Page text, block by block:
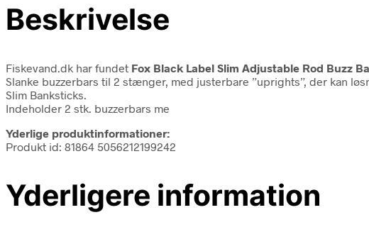
Beskrivelse
Fiskevand.dk har fundet Fox Black Label Slim Adjustable Rod Buzz
Slanke buzzerbars til 2 stænger, med justerbare ”uprights”, der kan
Slim Banksticks.
Indeholder 2 stk. buzzerbars me
Yderlige produktinformationer:
Produkt id: 81864 5056212199242
Yderligere information